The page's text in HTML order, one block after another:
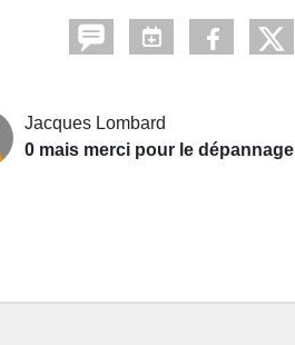
Jacques Lombard
0 mais merci pour le dépannage